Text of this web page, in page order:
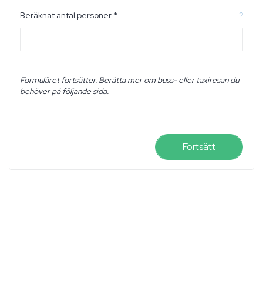
Beräknat antal personer * ?
Formuläret fortsätter. Berätta mer om buss- eller taxiresan du
behöver på följande sida.
Fortsätt